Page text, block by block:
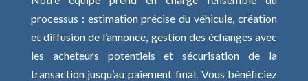
processus : estimation précise du véhicule, création
et diffusion de l’annonce, gestion des échanges avec
les acheteurs potentiels et sécurisation de la
transaction jusqu’au paiement final. Vous bénéficiez